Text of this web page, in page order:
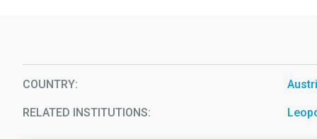
COUNTRY
RELATED INSTITUTIONS